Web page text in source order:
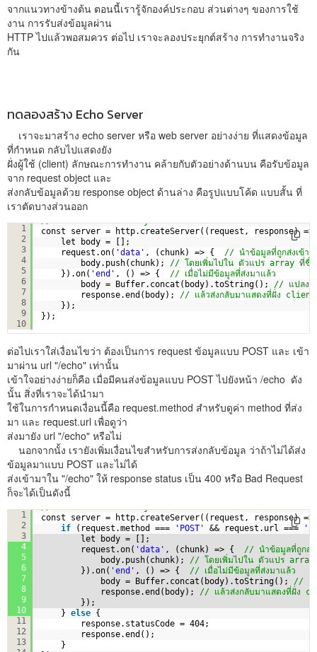
จากแนวทางข้างต้น ตอนนี้เรารู้จักองค์ประกอบ ส่วนต่างๆ ของการใช้
งาน การรับส่งข้อมูลผ่าน
HTTP ไปแล้วพอสมควร ต่อไป เราจะลองประยุกต์สร้าง การทำงานจริง
กัน
ทดลองสร้าง Echo Server
เราจะมาสร้าง echo server หรือ web server อย่างง่าย ที่แสดงข้อมูล
ที่กำหนด กลับไปแสดงยัง
ฝั่งผู้ใช้ (client) ลักษณะการทำงาน คล้ายกับตัวอย่างด้านบน คือรับข้อมูล
จาก request object และ
ส่งกลับข้อมูลด้วย response object ด้านล่าง คือรูปแบบโค้ด แบบสั้น ที่
เราตัดบางส่วนออก
1
2
3
4
5
6
7
8
9
10
const server = http.createServer((request,
let body = [];
request.on( 'data' , (chunk) => { // นำข้อมูลที่ถูกส่งเข้าม
body.push(chunk); // โดยเพิ่มไปใน ตัวแปร array ที่ชื่อ
}).on( 'end' , () => { // เมื่อไม่มีข้อมูลที่ส่งมาแล้ว
body = Buffer.concat(body).toString(); // แปลงข้
response.end(body); // แล้วส่งกลับมาแสดงที่ฝั่ง client
});
});
ต่อไปเราใส่เงื่อนไขว่า ต้องเป็นการ request ข้อมูลแบบ POST และ เข้า
มาผ่าน url "/echo" เท่านั้น
เข้าใจอย่างง่ายก็คือ เมื่อมีคนส่งข้อมูลแบบ POST ไปยังหน้า /echo ดัง
นั้น สิ่งที่เราจะได้นำมา
ใช้ในการกำหนดเงื่อนนี้คือ request.method สำหรับดูค่า method ที่ส่ง
มา และ request.url เพื่อดูว่า
ส่งมายัง url "/echo" หรือไม่
นอกจากนั้ง เรายังเพิ่มเงื่อนไขสำหรับการส่งกลับข้อมูล ว่าถ้าไม่ได้ส่ง
ข้อมูลมาแบบ POST และไม่ได้
ส่งเข้ามาใน "/echo" ให้ response status เป็น 400 หรือ Bad Request
ก็จะได้เป็นดังนี้
1
2
3
4
5
6
7
8
9
10
11
12
13
const server = http.createServer((request,
if
(request.method === 'POST' && request.url ===
'/
let body = [];
request.on( 'data' , (chunk) => { // นำข้อมูลที่ถูกส่ง
body.push(chunk); // โดยเพิ่มไปใน ตัวแปร
}).on( 'end' , () => { // เมื่อไม่มีข้อมูลที่ส่งมาแล้ว
body = Buffer.concat(body).toString(); // แ
response.end(body); // แล้วส่งกลับมาแสดงที่ฝั่ง
});
} else {
response.statusCode = 404;
response.end();
}